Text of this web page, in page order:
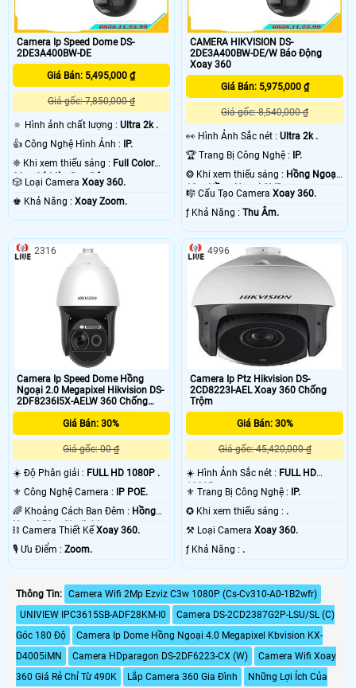
Camera Ip Speed Dome DS-
2DE3A400BW-DE
Giá Bán: 5,495,000 ₫
Giá gốc: 7,850,000 ₫
🔅 Hình ảnh chất lượng : Ultra 2k .
👍 Công Nghệ Hình Ảnh : IP.
❈ Khi xem thiếu sáng : Full Color
30m Có Màu Ban Đêm.
🎲 Loại Camera Xoay 360.
️♚ Khả Năng : Xoay Zoom.
CAMERA HIKVISION DS-
2DE3A400BW-DE/W Báo Động
Xoay 360
Giá Bán: 5,975,000 ₫
Giá gốc: 8,540,000 ₫
️👀 Hình Ảnh Sắc nét :Ultra 2k .
🏆 Trang Bị Công Nghệ : IP.
❂ Khi xem thiếu sáng : Hồng Ngoại
10m Hồng Ngoại SMD.
🎼️ Cấu Tạo CameraXoay 360.
️ƒ Khả Năng :Thu Âm.
Camera Ip Speed Dome Hồng
Ngoại 2.0 Megapixel Hikvision DS-
2DF8236I5X-AELW 360 Chống
Trộm
Giá Bán: 30%
Giá gốc: 00 ₫
☀️ Độ Phân giải : FULL HD 1080P .
⚜️ Công Nghệ Camera :
IP POE.
🌈 Khoảng Cách Ban Đêm : Hồng
Ngoại 50m Starlight.
⛓ Camera Thiết Kế Xoay 360.
️🎙 Ưu Điểm : Zoom.
2316
Camera Ip Ptz Hikvision DS-
2CD8223I-AEL Xoay 360 Chống
Trộm
Giá Bán: 30%
Giá gốc: 45,420,000 ₫
☀️ Hình Ảnh Sắc nét : FULL HD
1080P .
⚜️ Trang Bị Công Nghệ :
IP.
✪ Khi xem thiếu sáng : .
⚒ Loại CameraXoay 360.
️ƒ Khả Năng : .
4996
Thông Tin: Camera Wifi 2Mp Ezviz C3w 1080P (Cs-Cv310-A0-1B2wfr)
UNIVIEW IPC3615SB-ADF28KM-I0
Camera DS-2CD2387G2P-LSU/SL (C)
Góc 180 Độ
Camera Ip Dome Hồng Ngoại 4.0 Megapixel Kbvision KX-
D4005iMN
Camera HDparagon DS-2DF6223-CX (W)
Camera Wifi Xoay
360 Giá Rẻ Chỉ Từ 490K
Lắp Camera 360 Gia Đình
Những Lợi Ích Của